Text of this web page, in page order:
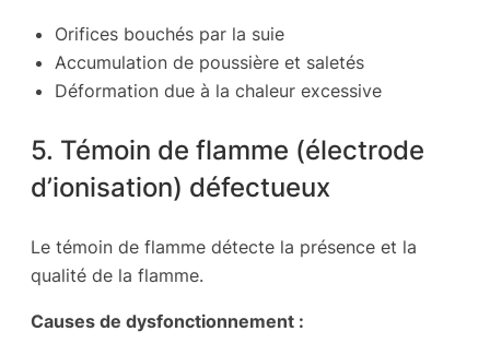
Orifices bouchés par la suie
Accumulation de poussière et saletés
Déformation due à la chaleur excessive
5. Témoin de flamme (électrode
d’ionisation) défectueux
Le témoin de flamme détecte la présence et la
qualité de la flamme.
Causes de dysfonctionnement :